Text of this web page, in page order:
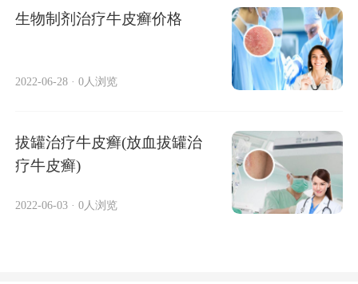
生物制剂治疗牛皮癣价格
2022-06-28 · 0人浏览
拔罐治疗牛皮癣(放血拔罐治
疗牛皮癣)
2022-06-03 · 0人浏览